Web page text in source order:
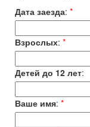
Дата заезда: *
Взрослых: *
Детей до 12 лет:
Ваше имя: *